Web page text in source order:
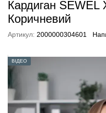
Кардиган SEWEL
Коричневий
Артикул: 2000000304601
ВІДЕО